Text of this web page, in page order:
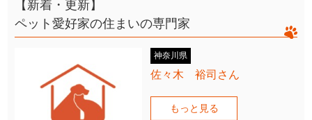
【新着・更新】
ペット愛好家の住まいの専門家
神奈川県
佐々木 裕司さん
もっと見る